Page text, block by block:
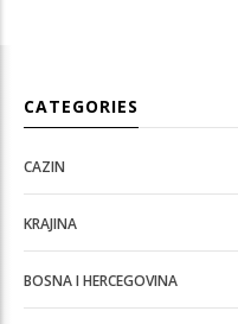
CATEGORIES
CAZIN
KRAJINA
BOSNA I HERCEGOVINA